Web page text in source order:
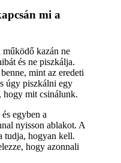
mi a
működő kazán ne
és ne piszkálja.
mint az eredeti
úgy piszkálni egy
hogy mit csinálunk.
egyben a
nyisson ablakot. A
tudja, hogyan kell.
hogy azonnali